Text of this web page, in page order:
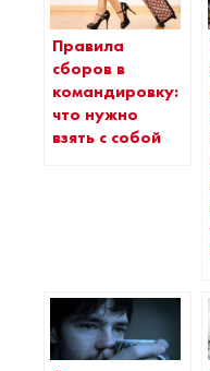
Правила
сборов в
командировку:
что нужно
взять с собой